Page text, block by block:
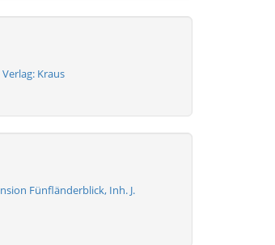
Kraus
Fünfländerblick, Inh. J.